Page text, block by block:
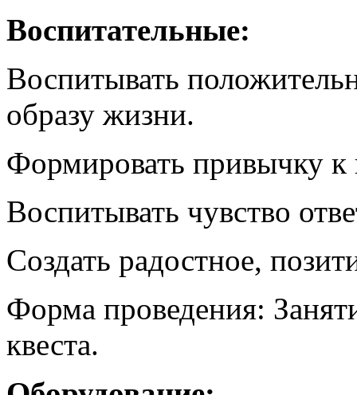
Воспитательные:
Воспитывать
образу жизни.
Формировать привычку к
Воспитывать чувство
Создать радостное,
Форма проведения:
квеста.